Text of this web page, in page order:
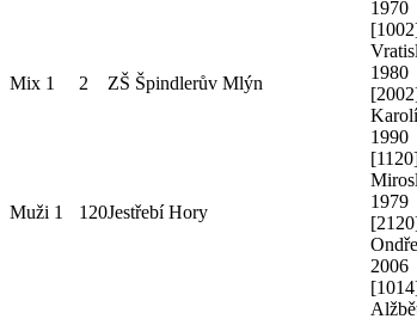
1970
Mix 1 2 ZŠ Špindlerův Mlýn
[1002]
1980
[2002]
1990
Muži 1 120Jestřebí Hory
[1120]
1979
[2120]
2006
[1014]